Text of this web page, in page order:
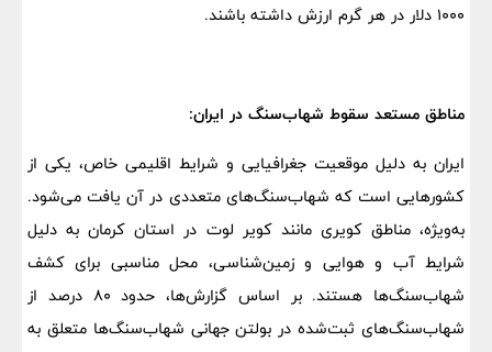
۱۰۰۰ دلار در هر گرم ارزش داشته باشند.
مناطق مستعد سقوط شهاب‌سنگ در ایران:
ایران به دلیل موقعیت جغرافیایی و شرایط اقلیمی خاص، یکی از
کشورهایی است که شهاب‌سنگ‌های متعددی در آن یافت می‌شود.
به‌ویژه، مناطق کویری مانند کویر لوت در استان کرمان به دلیل
شرایط آب و هوایی و زمین‌شناسی، محل مناسبی برای کشف
شهاب‌سنگ‌ها هستند. بر اساس گزارش‌ها، حدود ۸۰ درصد از
شهاب‌سنگ‌های ثبت‌شده در بولتن جهانی شهاب‌سنگ‌ها متعلق به